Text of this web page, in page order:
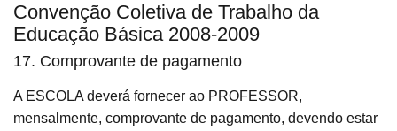
Convenção Coletiva de Trabalho da
Educação Básica 2008-2009
17. Comprovante de pagamento
A ESCOLA deverá fornecer ao PROFESSOR,
mensalmente, comprovante de pagamento, devendo estar